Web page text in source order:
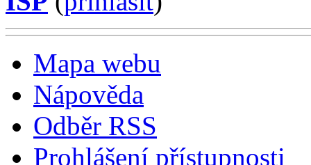
Mapa webu
Nápověda
Odběr RSS
Prohlášení přístupnosti